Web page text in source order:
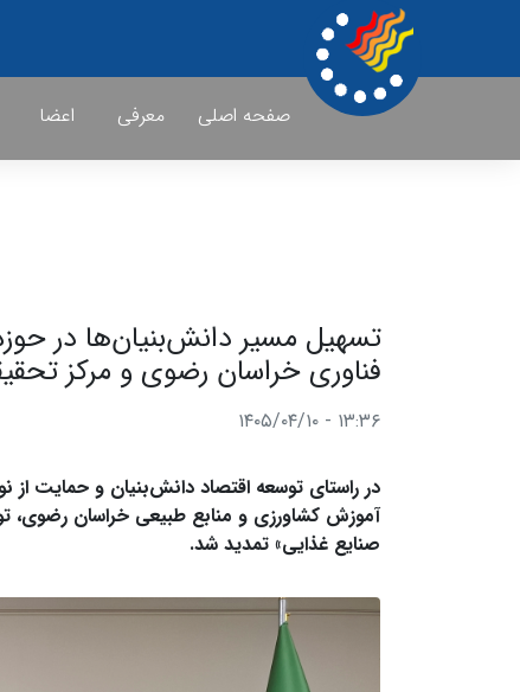
صفحه اصلی معرفی اعضا
تسهیل مسیر دانش‌بنیان‌ها در
فناوری خراسان رضوی و مرکز
۱۳:۳۶ - ۱۴۰۵/۰۴/۱۰
در راستای توسعه اقتصاد دانش‌بنیان و حمایت
آموزش کشاورزی و منابع طبیعی خراسان رضوی،
صنایع غذایی» تمدید شد.